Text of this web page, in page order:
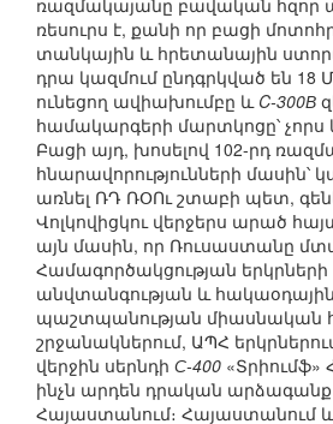
ռազմակայանը բավական
ռեսուրս է, քանի որ բացի
տանկային և հրետանային
դրա կազմում ընդգրկված են 18
ունեցող ավիախումբը և C-300В
համակարգերի մարտկոցը՝ չորս
Բացի այդ, խոսելով 102-րդ
հնարավորությունների մասին՝
առնել ՌԴ ՌՕՈւ շտաբի պետ,
Վոլկովիցկու վերջերս արած
այն մասին, որ Ռուսաստանը
Համագործակցության
անվտանգության և հակաօդային
պաշտպանության միասնական
շրջանակներում, ԱՊՀ
վերջին սերնդի С-400 «Տրիումֆ»
ինչն արդեն դրական արձագանք
Հայաստանում։ Հայաստանում